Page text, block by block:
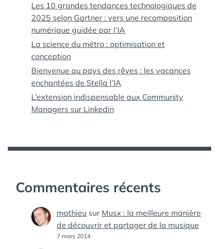
Les 10 grandes tendances technologiques de
2025 selon Gartner : vers une recomposition
numérique guidée par l’IA
La science du métro : optimisation et
conception
Bienvenue au pays des rêves : les vacances
enchantées de Stella l’IA
L’extension indispensable aux Community
Managers sur Linkedin
Commentaires récents
mathieu sur Musx : la meilleure manière
de découvrir et partager de la musique
7 mars 2014